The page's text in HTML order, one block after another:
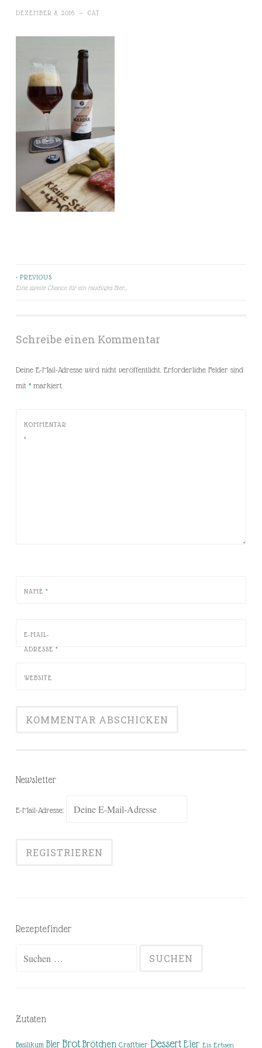
DEZEMBER 8, 2016 ~ CAT
Beitragsnavigation
< PREVIOUS
Eine zweite Chance für ein rauchiges Bier…
Schreibe einen Kommentar
Deine E-Mail-Adresse wird nicht veröffentlicht. Erforderliche Felder sind
mit *markiert
KOMMENTAR
*
NAME *
E-MAIL-
ADRESSE *
WEBSITE
Newsletter
E-Mail-Adresse:
Rezeptefinder
Zutaten
Basilikum Bier Brot Brötchen Craftbier Dessert Eier Eis Erbsen